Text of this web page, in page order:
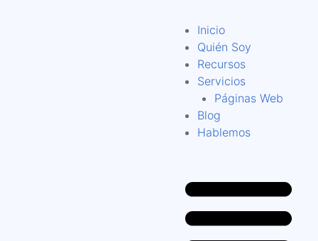
Inicio
Quién Soy
Recursos
Servicios
Páginas Web
Blog
Hablemos